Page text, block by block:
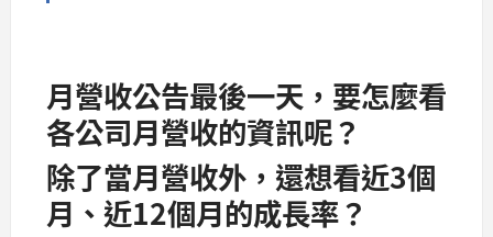
月營收公告最後一天，要怎麼看
各公司月營收的資訊呢？
除了當月營收外，還想看近3個
月、近12個月的成長率？